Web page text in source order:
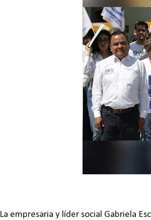
La empresaria y líder social Gabriela